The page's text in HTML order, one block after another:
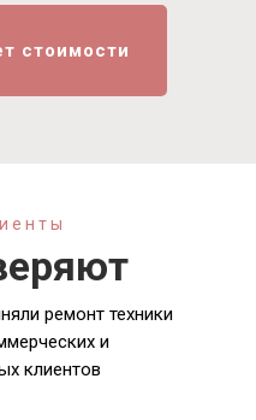
стоимости
ремонт техники
и
клиентов